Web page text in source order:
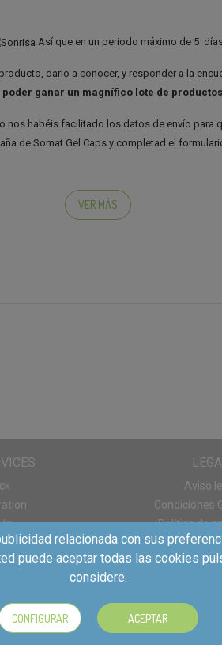
Así que en un periodo máximo de 5
darlo a conocer, y responder a la
poder ganar un magnífico lote de
nos habéis facilitado los datos de envío para
de Somat Gel Caps y completad el
VER MÁS
App
Aviso
Condiciones
Política de
Política de
relacionada con sus
puede aceptar todas las cookies
considere.
CONFIGURAR ACEPTAR